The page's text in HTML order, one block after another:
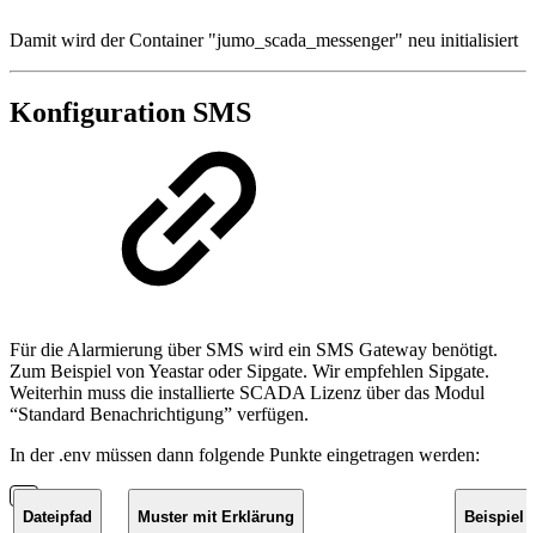
Damit wird der Container "jumo_scada_messenger" neu initialisiert
Konfiguration SMS
Für die Alarmierung über SMS wird ein SMS Gateway benötigt.
Zum Beispiel von Yeastar oder Sipgate. Wir empfehlen Sipgate.
Weiterhin muss die installierte SCADA Lizenz über das Modul
“Standard Benachrichtigung” verfügen.
In der .env müssen dann folgende Punkte eingetragen werden:
Dateipfad Muster mit Erklärung Beispiel